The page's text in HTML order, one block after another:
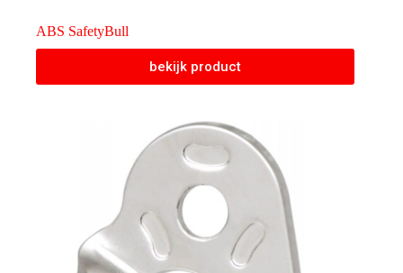
ABS SafetyBull
bekijk product